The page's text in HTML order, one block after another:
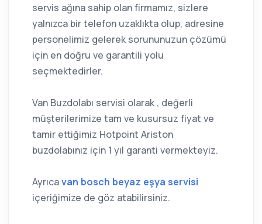
servis ağına sahip olan firmamız, sizlere
yalnızca bir telefon uzaklıkta olup, adresine
personelimiz gelerek sorununuzun çözümü
için en doğru ve garantili yolu
seçmektedirler.
Van Buzdolabı servisi olarak , değerli
müşterilerimize tam ve kusursuz fiyat ve
tamir ettiğimiz Hotpoint Ariston
buzdolabınız için 1 yıl garanti vermekteyiz.
Ayrıcavan bosch beyaz eşya servisi
içeriğimize de göz atabilirsiniz.